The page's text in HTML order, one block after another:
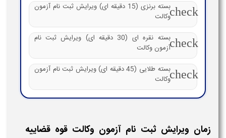
check
بسته برنزی (15 دقیقه ای) ویرایش ثبت نام آزمون
وکالت
check
بسته نقره ای (30 دقیقه ای) ویرایش ثبت نام
آزمون وکالت
check
بسته طلایی (45 دقیقه ای) ویرایش ثبت نام آزمون
وکالت
زمان ویرایش ثبت نام آزمون وکالت قوه قضاییه